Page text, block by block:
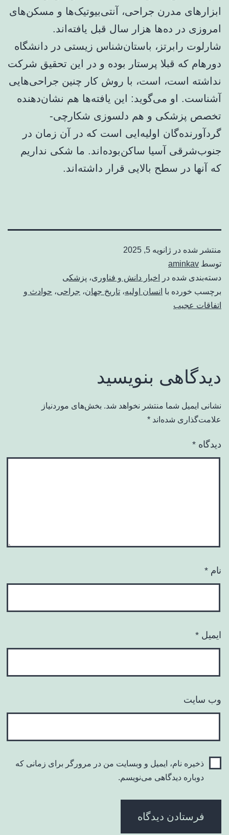
ابزارهای مدرن جراحی، آنتی‌بیوتیک‌ها و مسکن‌های
امروزی در ده‌ها هزار سال قبل یافته‌اند.
شارلوت رابرتز، باستان‌شناس زیستی در دانشگاه
دورهام که قبلا پرستار بوده و در این تحقیق شرکت
نداشته است، است، با روش کار چنین جراحی‌هایی
آشناست. او می‌گوید: این یافته‌ها هم نشان‌دهنده
تخصص پزشکی و هم دلسوزی شکارچی-
گردآورنده‌گان اولیه‌ایی است که در آن زمان در
جنوب‌شرقی آسیا ساکن‌بوده‌اند. ما شکی نداریم
که آنها در سطح بالایی قرار داشته‌اند.
منتشر شده در ژانویه 5, 2025
توسط aminkav
دسته‌بندی شده در
اخبار دانش و فناوری، پزشکی
برچسب خورده با انسان اولیه، تاریخ جهان، جراحی، حوادث و
اتفاقات عجیب
دیدگاهی بنویسید
نشانی ایمیل شما منتشر نخواهد شد. بخش‌های موردنیاز
علامت‌گذاری شده‌اند *
دیدگاه *
نام *
ایمیل *
وب‌ سایت
ذخیره نام، ایمیل و وبسایت من در مرورگر برای زمانی که
دوباره دیدگاهی می‌نویسم.